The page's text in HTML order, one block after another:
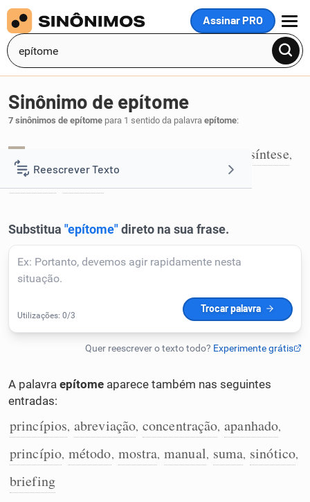
Assinar PRO
MENU
Reescrever Texto
Corrigir Texto
Detector de IA
Cata-letras
Caça-palavras
Sinônimo de epítome
7 sinônimos de epítome para 1 sentido da palavra epítome:
síntese,
sumário
A palavra epítome aparece também nas seguintes
entradas:
princípios, abreviação, concentração, apanhado,
princípio, método, mostra, manual, suma, sinótico,
briefing